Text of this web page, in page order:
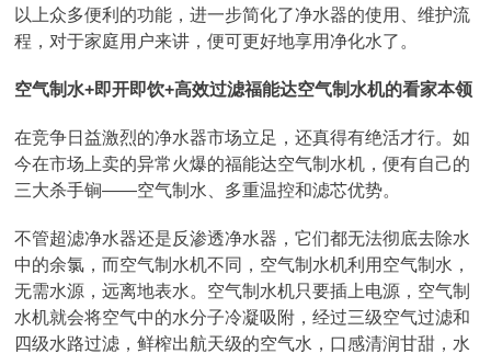
以上众多便利的功能，进一步简化了净水器的使用、维护流
程，对于家庭用户来讲，便可更好地享用净化水了。
空气制水+即开即饮+高效过滤福能达空气制水机的看家本领
在竞争日益激烈的净水器市场立足，还真得有绝活才行。如
今在市场上卖的异常火爆的福能达空气制水机，便有自己的
三大杀手锏——空气制水、多重温控和滤芯优势。
不管超滤净水器还是反渗透净水器，它们都无法彻底去除水
中的余氯，而空气制水机不同，空气制水机利用空气制水，
无需水源，远离地表水。空气制水机只要插上电源，空气制
水机就会将空气中的水分子冷凝吸附，经过三级空气过滤和
四级水路过滤，鲜榨出航天级的空气水，口感清润甘甜，水